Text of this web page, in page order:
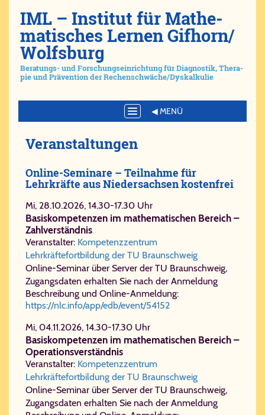
IML – Ins­ti­tut für Ma­the­
ma­ti­sches Ler­nen Gif­horn/​
Wolfs­burg
Be­ra­tungs- und For­schungs­ein­rich­tung für Dia­gno­stik, The­ra­
pie und Prä­ven­ti­on der Re­chen­schwä­che/​Dys­kal­ku­lie
Toggle
Ver­an­stal­tun­gen
Online-Seminare – Teilnahme für
Lehrkräfte aus Niedersachsen kostenfrei
Mi, 28.10.2026, 14.30-17.30 Uhr
Basiskompetenzen im mathematischen Bereich –
Zahlverständnis
Veranstalter: Kompetenzzentrum
Lehrkräftefortbildung der TU Braunschweig
Online-Seminar über Server der TU Braunschweig,
Zugangsdaten erhalten Sie nach der Anmeldung
Beschreibung und Online-Anmeldung:
https://nlc.info/app/edb/event/54152
Mi, 04.11.2026, 14.30-17.30 Uhr
Basiskompetenzen im mathematischen Bereich –
Operationsverständnis
Veranstalter: Kompetenzzentrum
Lehrkräftefortbildung der TU Braunschweig
Online-Seminar über Server der TU Braunschweig,
Zugangsdaten erhalten Sie nach der Anmeldung